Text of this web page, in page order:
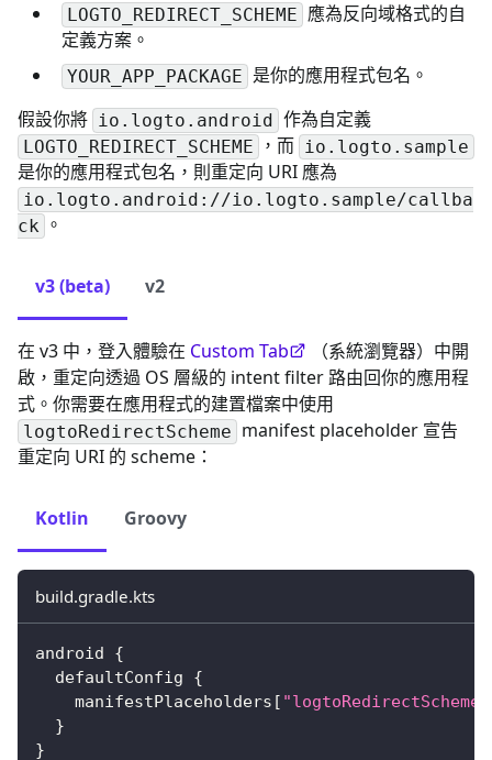
LOGTO_REDIRECT_SCHEME 應為反向域格式的自
定義方案。
YOUR_APP_PACKAGE 是你的應用程式包名。
假設你將 io.logto.android 作為自定義
LOGTO_REDIRECT_SCHEME ，而 io.logto.sample
是你的應用程式包名，則重定向 URI 應為
io.logto.android://io.logto.sample/callba
ck 。
v3 (beta) v2
在 v3 中，登入體驗在 Custom Tab
（系統瀏覽器）中開
啟，重定向透過 OS 層級的 intent filter 路由回你的應用程
式。你需要在應用程式的建置檔案中使用
logtoRedirectScheme manifest placeholder 宣告
重定向 URI 的 scheme：
Kotlin Groovy
build.gradle.kts
android {
  defaultConfig
{
    manifestPlaceholders
[ "logtoRedirectScheme"
}
}